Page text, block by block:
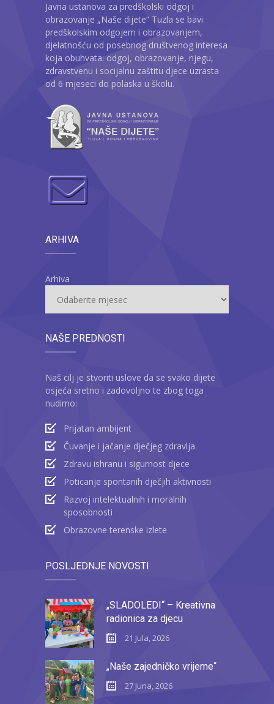
Javna ustanova za predškolski odgoj i
obrazovanje „Naše dijete“ Tuzla se bavi
predškolskim odgojem i obrazovanjem,
djelatnošću od posebnog društvenog interesa
koja obuhvata: odgoj, obrazovanje, njegu,
zdravstvenu i socijalnu zaštitu djece uzrasta
od 6 mjeseci do polaska u školu.
ARHIVA
Arhiva
NAŠE PREDNOSTI
Naš cilj je stvoriti uslove da se svako dijete
osjeća sretno i zadovoljno te zbog toga
nudimo:
Prijatan ambijent
Čuvanje i jačanje dječjeg zdravlja
Zdravu ishranu i sigurnost djece
Poticanje spontanih dječjih aktivnosti
Razvoj intelektualnih i moralnih
sposobnosti
Obrazovne terenske izlete
POSLJEDNJE NOVOSTI
„SLADOLEDI“ – Kreativna
radionica za djecu
21 Jula, 2026
„Naše zajedničko vrijeme“
27 Juna, 2026